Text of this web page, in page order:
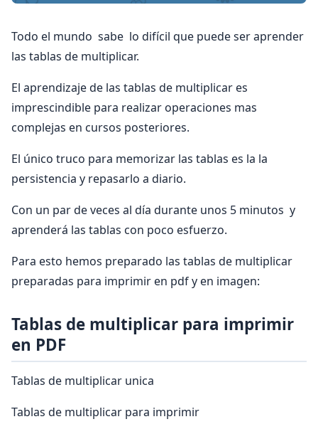
Todo el mundo sabe lo difícil que puede ser aprender
las tablas de multiplicar.
El aprendizaje de las tablas de multiplicar es
imprescindible para realizar operaciones mas
complejas en cursos posteriores.
El único truco para memorizar las tablas es la la
persistencia y repasarlo a diario.
Con un par de veces al día durante unos 5 minutos y
aprenderá las tablas con poco esfuerzo.
Para esto hemos preparado las tablas de multiplicar
preparadas para imprimir en pdf y en imagen:
Tablas de multiplicar para imprimir
en PDF
Tablas de multiplicar unica
Tablas de multiplicar para imprimir